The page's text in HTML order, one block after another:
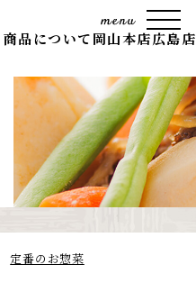
商品について岡山本店広島店
定番のお惣菜